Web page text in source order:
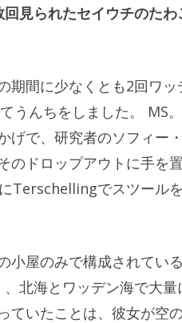
見られたセイウチのたわ
期間に少なくとも2回ワッ
うんちをしました。 MS
げで、研究者のソフィー
のドロップアウトに手を
Terschellingでスツール
小屋のみで構成されてい
北海とワッデン海で大量
ていたことは、彼女が空